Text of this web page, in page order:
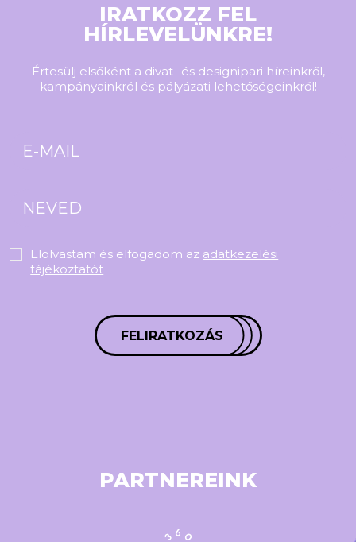
IRATKOZZ FEL
HÍRLEVELÜNKRE!
Értesülj elsőként a divat- és designipari híreinkről,
kampányainkról és pályázati lehetőségeinkről!
Elolvastam és elfogadom az adatkezelési
tájékoztatót
FELIRATKOZÁS
PARTNEREINK